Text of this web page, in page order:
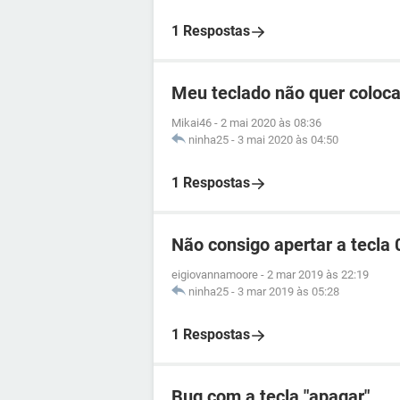
1 Respostas
Meu teclado não quer
Mikai46 - 2 mai 2020 às 08:36
ninha25 - 3 mai 2020 às 04:50
1 Respostas
Não consigo apertar a tecla
eigiovannamoore - 2 mar 2019 às 22:19
ninha25 - 3 mar 2019 às 05:28
1 Respostas